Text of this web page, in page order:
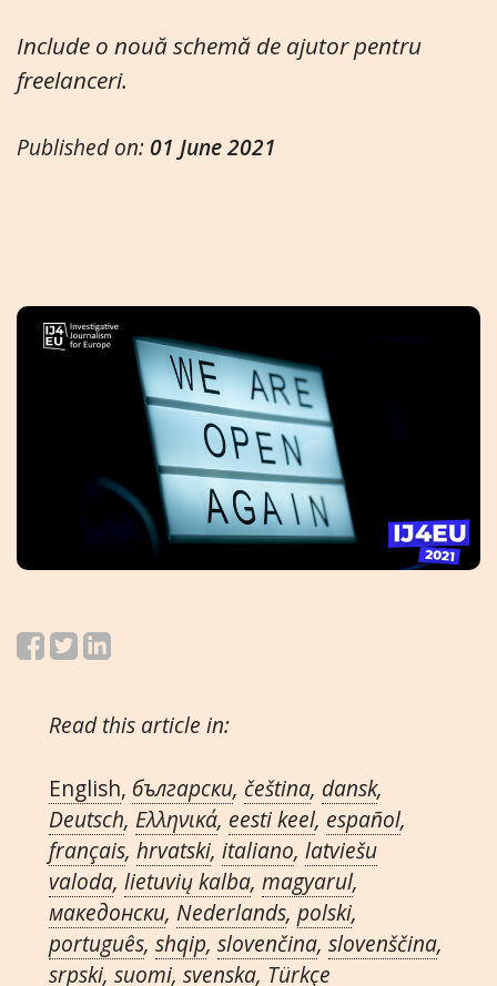
Include o nouă schemă de ajutor pentru
freelanceri.
Published on: 01 June 2021
Read this article in:
English, български, čeština, dansk,
Deutsch, Ελληνικά, eesti keel, español,
français, hrvatski, italiano, latviešu
valoda, lietuvių kalba, magyarul,
македонски, Nederlands, polski,
português, shqip, slovenčina, slovenščina,
srpski, suomi, svenska, Türkçe